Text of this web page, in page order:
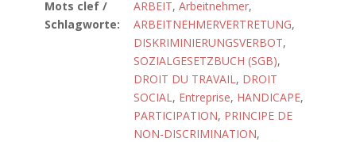
Mots clef /
Schlagworte:
ARBEIT, Arbeitnehmer,
ARBEITNEHMERVERTRETUNG,
DISKRIMINIERUNGSVERBOT,
SOZIALGESETZBUCH (SGB),
DROIT DU TRAVAIL, DROIT
SOCIAL, Entreprise, HANDICAPE,
PARTICIPATION, PRINCIPE DE
NON-DISCRIMINATION,